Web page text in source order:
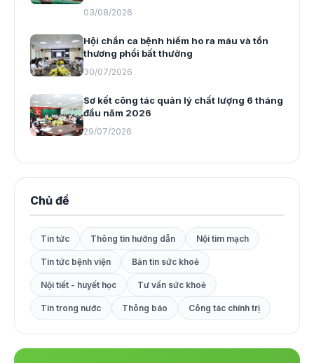
03/08/2026
Hội chẩn ca bệnh hiếm ho ra máu và tổn
thương phổi bất thường
30/07/2026
Sơ kết công tác quản lý chất lượng 6 tháng
đầu năm 2026
29/07/2026
Chủ đề
Tin tức Thông tin hướng dẫn Nội tim mạch
Tin tức bệnh viện Bản tin sức khoẻ
Nội tiết - huyết học Tư vấn sức khoẻ
Tin trong nước Thông báo Công tác chính trị